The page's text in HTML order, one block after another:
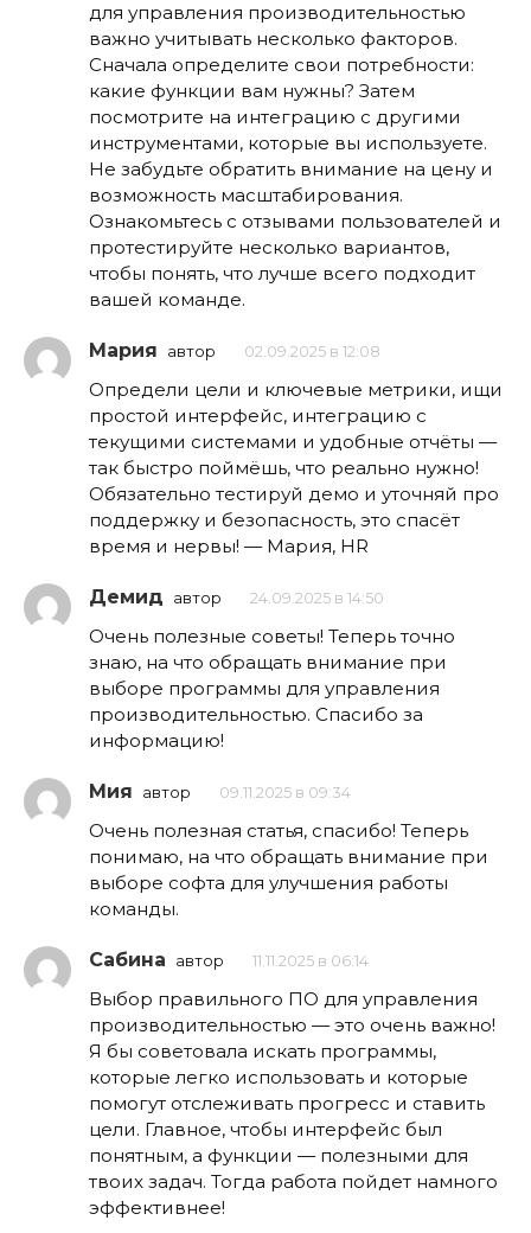
для управления производительностью
важно учитывать несколько факторов.
Сначала определите свои потребности:
какие функции вам нужны? Затем
посмотрите на интеграцию с другими
инструментами, которые вы используете.
Не забудьте обратить внимание на цену и
возможность масштабирования.
Ознакомьтесь с отзывами пользователей и
протестируйте несколько вариантов,
чтобы понять, что лучше всего подходит
вашей команде.
Мария автор 02.09.2025 в 12:08
Определи цели и ключевые метрики, ищи
простой интерфейс, интеграцию с
текущими системами и удобные отчёты —
так быстро поймёшь, что реально нужно!
Обязательно тестируй демо и уточняй про
поддержку и безопасность, это спасёт
время и нервы! — Мария, HR
Демид автор 24.09.2025 в 14:50
Очень полезные советы! Теперь точно
знаю, на что обращать внимание при
выборе программы для управления
производительностью. Спасибо за
информацию!
Мия автор 09.11.2025 в 09:34
Очень полезная статья, спасибо! Теперь
понимаю, на что обращать внимание при
выборе софта для улучшения работы
команды.
Сабина автор 11.11.2025 в 06:14
Выбор правильного ПО для управления
производительностью — это очень важно!
Я бы советовала искать программы,
которые легко использовать и которые
помогут отслеживать прогресс и ставить
цели. Главное, чтобы интерфейс был
понятным, а функции — полезными для
твоих задач. Тогда работа пойдет намного
эффективнее!